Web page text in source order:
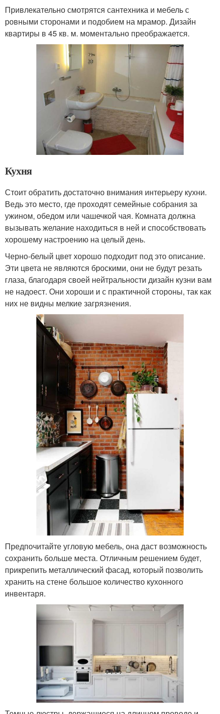
Привлекательно смотрятся сантехника и мебель с
ровными сторонами и подобием на мрамор. Дизайн
квартиры в 45 кв. м. моментально преображается.
Кухня
Стоит обратить достаточно внимания интерьеру кухни.
Ведь это место, где проходят семейные собрания за
ужином, обедом или чашечкой чая. Комната должна
вызывать желание находиться в ней и способствовать
хорошему настроению на целый день.
Черно-белый цвет хорошо подходит под это описание.
Эти цвета не являются броскими, они не будут резать
глаза, благодаря своей нейтральности дизайн кузни вам
не надоест. Они хороши и с практичной стороны, так как
них не видны мелкие загрязнения.
Предпочитайте угловую мебель, она даст возможность
сохранить больше места. Отличным решением будет,
прикрепить металлический фасад, который позволить
хранить на стене большое количество кухонного
инвентаря.